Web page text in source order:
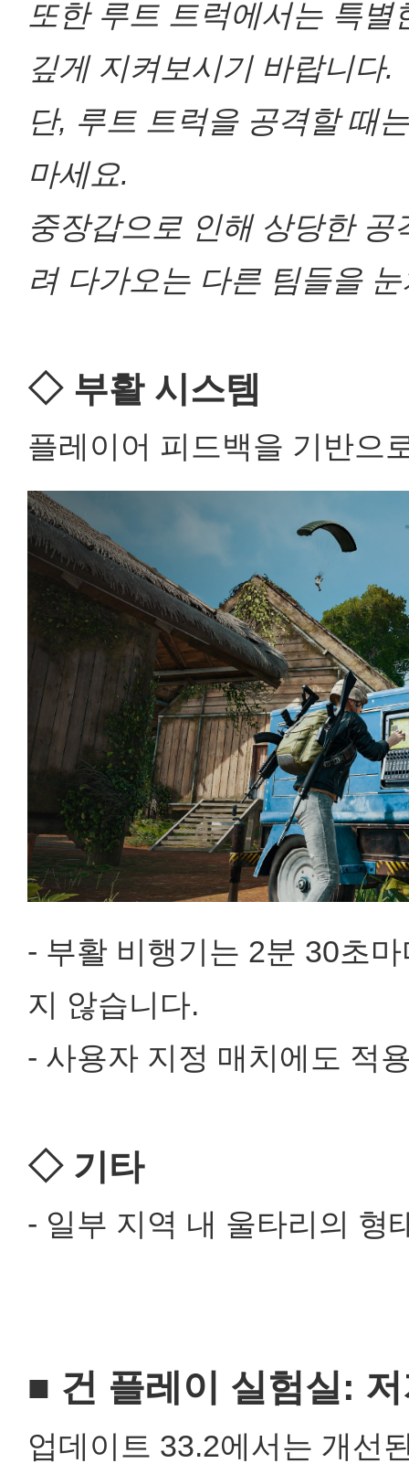
또한 루트 트럭에서는 특
깊게 지켜보시기 바랍니다.
단, 루트 트럭을 공격할 때
마세요.
중장갑으로 인해 상당한
려 다가오는 다른 팀들을
◇ 부활 시스템
플레이어 피드백을 기반으
- 부활 비행기는 2분 30초
지 않습니다.
- 사용자 지정 매치에도 적
◇ 기타
- 일부 지역 내 울타리의 형
■ 건 플레이 실험실:
업데이트 33.2에서는 개선